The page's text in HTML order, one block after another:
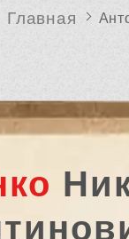
Главная